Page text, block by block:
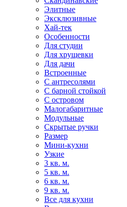
Элитные
Эксклюзивные
Хай-тек
Особенности
Для студии
Для хрущевки
Для дачи
Встроенные
С антресолями
С барной стойкой
С островом
Малогабаритные
Модульные
Скрытые ручки
Размер
Мини-кухни
Узкие
3 кв. м.
5 кв. м.
6 кв. м.
9 кв. м.
Все для кухни